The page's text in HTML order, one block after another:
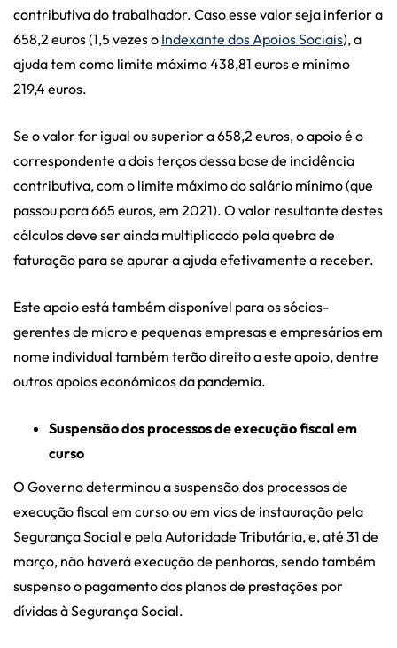
contributiva do trabalhador. Caso esse valor seja inferior a
658,2 euros (1,5 vezes o Indexante dos Apoios Sociais), a
ajuda tem como limite máximo 438,81 euros e mínimo
219,4 euros.
Se o valor for igual ou superior a 658,2 euros, o apoio é o
correspondente a dois terços dessa base de incidência
contributiva, com o limite máximo do salário mínimo (que
passou para 665 euros, em 2021). O valor resultante destes
cálculos deve ser ainda multiplicado pela quebra de
faturação para se apurar a ajuda efetivamente a receber.
Este apoio está também disponível para os sócios-
gerentes de micro e pequenas empresas e empresários em
nome individual também terão direito a este apoio, dentre
outros apoios económicos da pandemia.
Suspensão dos processos de execução fiscal em
curso
O Governo determinou a suspensão dos processos de
execução fiscal em curso ou em vias de instauração pela
Segurança Social e pela Autoridade Tributária, e, até 31 de
março, não haverá execução de penhoras, sendo também
suspenso o pagamento dos planos de prestações por
dívidas à Segurança Social.